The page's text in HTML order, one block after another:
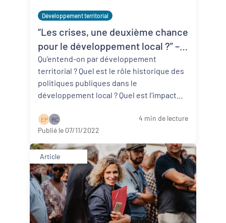
Développement territorial
“Les crises, une deuxième chance
pour le développement local ?” –
Retour sur la conférence de
Bernard Pecqueur
Qu’entend-on par développement
territorial ? Quel est le rôle historique des
politiques publiques dans le
développement local ? Quel est l’impact
E P R C
4 min de lecture
Publié le 07/11/2022
Article